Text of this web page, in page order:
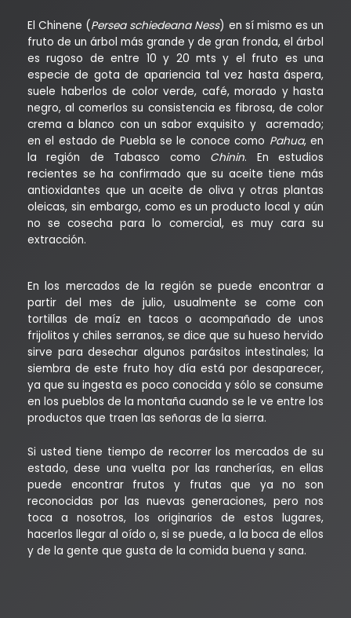
El Chinene (Persea schiedeana Ness) en sí mismo es un
fruto de un árbol más grande y de gran fronda, el árbol
es rugoso de entre 10 y 20 mts y el fruto es una
especie de gota de apariencia tal vez hasta áspera,
suele haberlos de color verde, café, morado y hasta
negro, al comerlos su consistencia es fibrosa, de color
crema a blanco con un sabor exquisito y acremado;
en el estado de Puebla se le conoce como Pahua, en
la región de Tabasco como Chinin. En estudios
recientes se ha confirmado que su aceite tiene más
antioxidantes que un aceite de oliva y otras plantas
oleicas, sin embargo, como es un producto local y aún
no se cosecha para lo comercial, es muy cara su
extracción.
En los mercados de la región se puede encontrar a
partir del mes de julio, usualmente se come con
tortillas de maíz en tacos o acompañado de unos
frijolitos y chiles serranos, se dice que su hueso hervido
sirve para desechar algunos parásitos intestinales; la
siembra de este fruto hoy día está por desaparecer,
ya que su ingesta es poco conocida y sólo se consume
en los pueblos de la montaña cuando se le ve entre los
productos que traen las señoras de la sierra.
Si usted tiene tiempo de recorrer los mercados de su
estado, dese una vuelta por las rancherías, en ellas
puede encontrar frutos y frutas que ya no son
reconocidas por las nuevas generaciones, pero nos
toca a nosotros, los originarios de estos lugares,
hacerlos llegar al oído o, si se puede, a la boca de ellos
y de la gente que gusta de la comida buena y sana.